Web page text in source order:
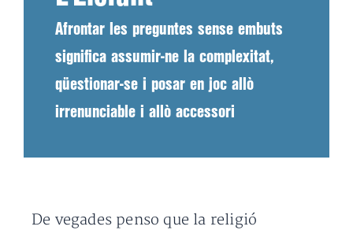
Afrontar les preguntes sense embuts
significa assumir-ne la complexitat,
qüestionar-se i posar en joc allò
irrenunciable i allò accessori
De vegades penso que la religió